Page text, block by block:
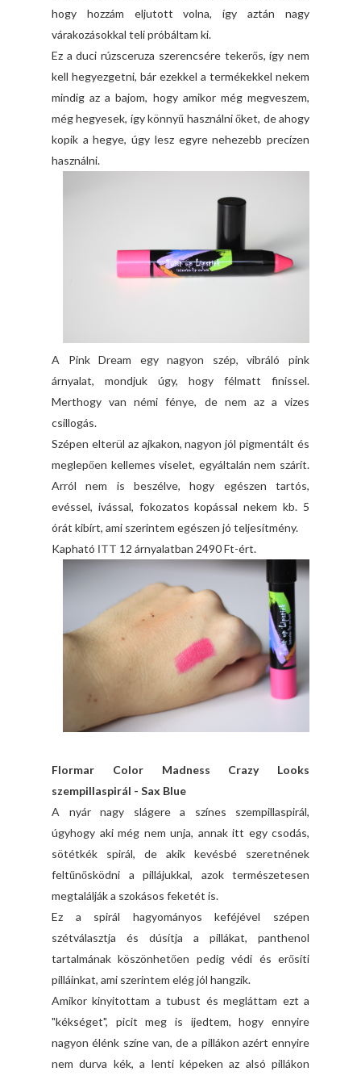
hogy hozzám eljutott volna, így aztán nagy
várakozásokkal teli próbáltam ki.
Ez a duci rúzsceruza szerencsére tekerős, így nem
kell hegyezgetni, bár ezekkel a termékekkel nekem
mindig az a bajom, hogy amikor még megveszem,
még hegyesek, így könnyű használni őket, de ahogy
kopik a hegye, úgy lesz egyre nehezebb precízen
használni.
A Pink Dream egy nagyon szép, vibráló pink
árnyalat, mondjuk úgy, hogy félmatt finissel.
Merthogy van némi fénye, de nem az a vizes
csillogás.
Szépen elterül az ajkakon, nagyon jól pigmentált és
meglepően kellemes viselet, egyáltalán nem szárít.
Arról nem is beszélve, hogy egészen tartós,
evéssel, ivással, fokozatos kopással nekem kb. 5
órát kibírt, ami szerintem egészen jó teljesítmény.
Kapható ITT 12 árnyalatban 2490 Ft-ért.
Flormar Color Madness Crazy Looks
szempillaspirál - Sax Blue
A nyár nagy slágere a színes szempillaspirál,
úgyhogy aki még nem unja, annak itt egy csodás,
sötétkék spirál, de akik kevésbé szeretnének
feltűnősködni a pillájukkal, azok természetesen
megtalálják a szokásos feketét is.
Ez a spirál hagyományos keféjével szépen
szétválasztja és dúsítja a pillákat, panthenol
tartalmának köszönhetően pedig védi és erősíti
pilláinkat, ami szerintem elég jól hangzik.
Amikor kinyitottam a tubust és megláttam ezt a
"kékséget", picit meg is ijedtem, hogy ennyire
nagyon élénk színe van, de a pillákon azért ennyire
nem durva kék, a lenti képeken az alsó pillákon